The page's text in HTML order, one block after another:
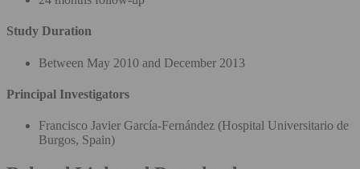
Study Duration
Between May 2010 and December 2013
Principal Investigators
Francisco Javier García-Fernández (Hospital Universitario de
Burgos, Spain)